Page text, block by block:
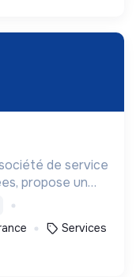
de service
propose un
et sur-mesure.
Services